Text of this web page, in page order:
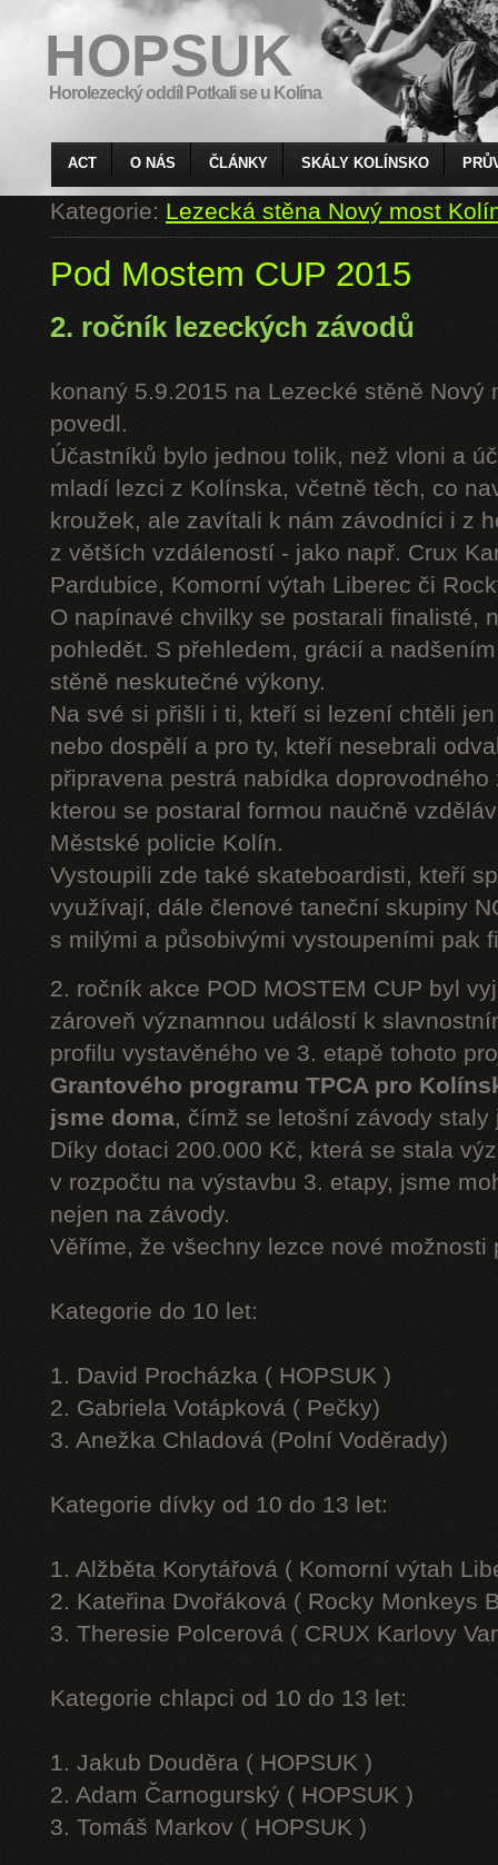
HOPSUK
Horolezecký oddíl Potkali se u Kolína
ACT O NÁS ČLÁNKY SKÁLY KOLÍNSKO
Kategorie:Lezecká stěna Nový most
Pod Mostem CUP 2015
2. ročník lezeckých závodů
konaný 5.9.2015 na Lezecké stěně Nový
povedl.
Účastníků bylo jednou tolik, než vloni a
mladí lezci z Kolínska, včetně těch, co
kroužek, ale zavítali k nám závodníci i z
z větších vzdáleností - jako např. Crux
Pardubice, Komorní výtah Liberec či
O napínavé chvilky se postarali finalisté,
pohledět. S přehledem, grácií a
stěně neskutečné výkony.
Na své si přišli i ti, kteří si lezení chtěli
nebo dospělí a pro ty, kteří nesebrali
připravena pestrá nabídka
kterou se postaral formou naučně
Městské policie Kolín.
Vystoupili zde také skateboardisti, kteří
využívají, dále členové taneční skupiny
s milými a působivými vystoupeními pak
2. ročník akce POD MOSTEM CUP byl
zároveň významnou událostí k
profilu vystavěného ve 3. etapě tohoto
Grantového programu TPCA pro
jsme doma, čímž se letošní závody
Díky dotaci 200.000 Kč, která se stala
v rozpočtu na výstavbu 3. etapy, jsme
nejen na závody.
Věříme, že všechny lezce nové možnosti
Kategorie do 10 let:
1. David Procházka ( HOPSUK )
2. Gabriela Votápková ( Pečky)
3. Anežka Chladová (Polní Voděrady)
Kategorie dívky od 10 do 13 let:
1. Alžběta Korytářová ( Komorní výtah
2. Kateřina Dvořáková ( Rocky Monkeys
3. Theresie Polcerová ( CRUX Karlovy
Kategorie chlapci od 10 do 13 let:
1. Jakub Douděra ( HOPSUK )
2. Adam Čarnogurský ( HOPSUK )
3. Tomáš Markov ( HOPSUK )